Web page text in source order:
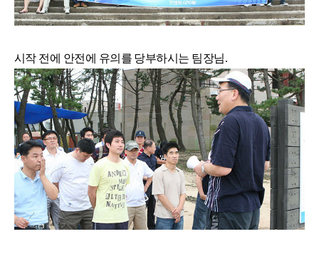
시작 전에 안전에 유의를 당부하시는 팀장님.